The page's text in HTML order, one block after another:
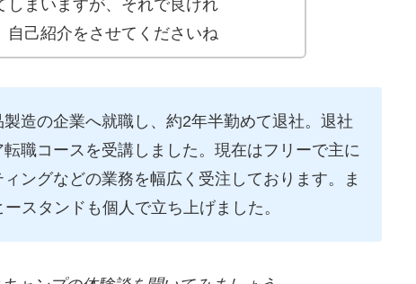
しまいますが、それで良けれ
己紹介をさせてくださいね
造の企業へ就職し、約2年半勤めて退社。退社
職コースを受講しました。現在はフリーで主に
ングなどの業務を幅広く受注しております。ま
スタンドも個人で立ち上げました。